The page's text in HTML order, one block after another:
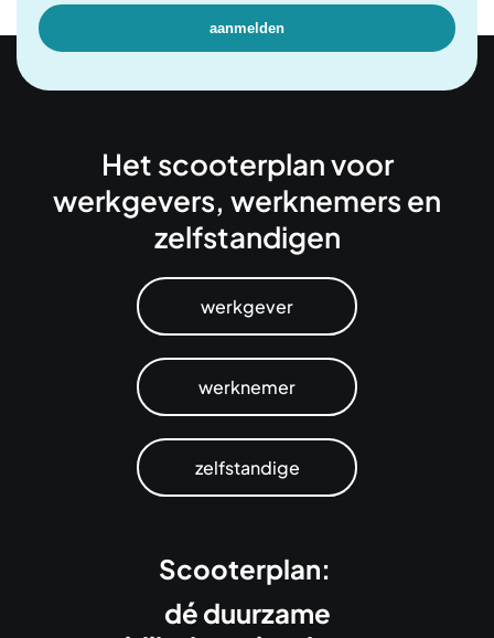
Het scooterplan voor
werkgevers, werknemers en
zelfstandigen
werkgever
werknemer
zelfstandige
Scooterplan:
dé duurzame